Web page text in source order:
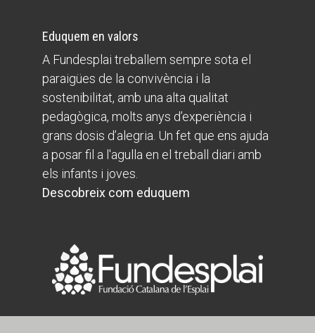
Eduquem en valors
A Fundesplai treballem sempre sota el
paraigües de la convivència i la
sostenibilitat, amb una alta qualitat
pedagògica, molts anys d’experiència i
grans dosis d’alegria. Un fet que ens ajuda
a posar fil a l'agulla en el treball diari amb
els infants i joves.
Descobreix com eduquem